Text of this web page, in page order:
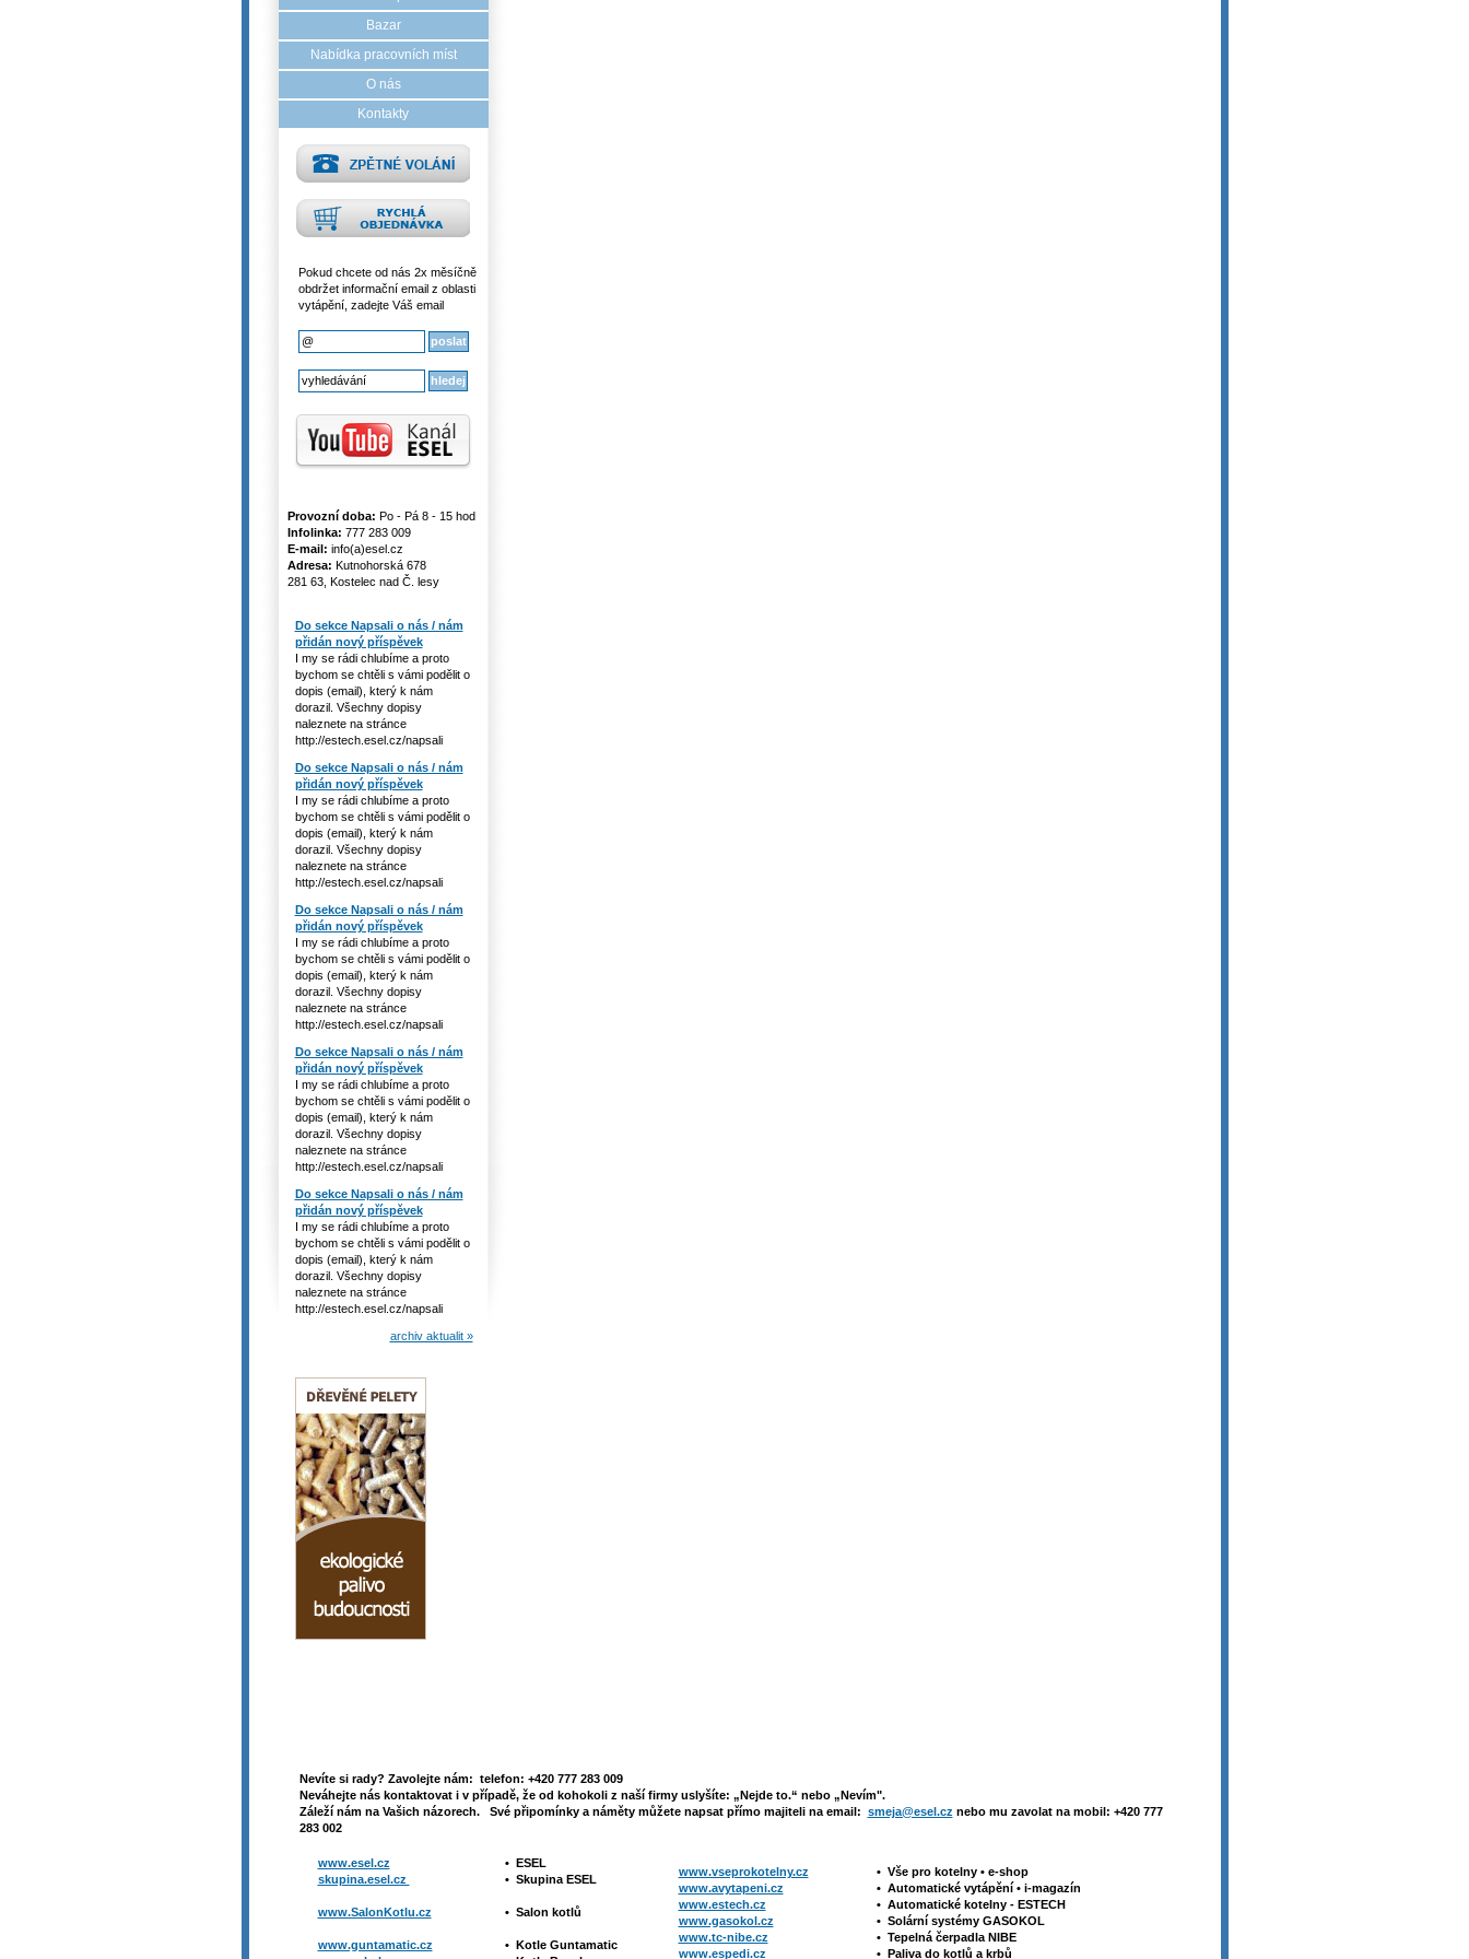
Bazar
Nabídka pracovních míst
O nás
Kontakty
Pokud chcete od nás 2x měsíčně
obdržet informační email z oblasti
vytápění, zadejte Váš email
Provozní doba: Po - Pá 8 - 15 hod
Infolinka: 777 283 009
E-mail: info(a)esel.cz
Adresa: Kutnohorská 678
281 63, Kostelec nad Č. lesy
Do sekce Napsali o nás / nám
přidán nový příspěvek
I my se rádi chlubíme a proto
bychom se chtěli s vámi podělit o
dopis (email), který k nám
dorazil. Všechny dopisy
naleznete na stránce
http://estech.esel.cz/napsali
Do sekce Napsali o nás / nám
přidán nový příspěvek
I my se rádi chlubíme a proto
bychom se chtěli s vámi podělit o
dopis (email), který k nám
dorazil. Všechny dopisy
naleznete na stránce
http://estech.esel.cz/napsali
Do sekce Napsali o nás / nám
přidán nový příspěvek
I my se rádi chlubíme a proto
bychom se chtěli s vámi podělit o
dopis (email), který k nám
dorazil. Všechny dopisy
naleznete na stránce
http://estech.esel.cz/napsali
Do sekce Napsali o nás / nám
přidán nový příspěvek
I my se rádi chlubíme a proto
bychom se chtěli s vámi podělit o
dopis (email), který k nám
dorazil. Všechny dopisy
naleznete na stránce
http://estech.esel.cz/napsali
Do sekce Napsali o nás / nám
přidán nový příspěvek
I my se rádi chlubíme a proto
bychom se chtěli s vámi podělit o
dopis (email), který k nám
dorazil. Všechny dopisy
naleznete na stránce
http://estech.esel.cz/napsali
archiv aktualit »
Nevíte si rady? Zavolejte nám: telefon: +420 777 283 009
Neváhejte nás kontaktovat i v případě, že od kohokoli z naší firmy uslyšíte: „Nejde to.“ nebo „Nevím".
Záleží nám na Vašich názorech. Své připomínky a náměty můžete napsat přímo majiteli na email: smeja@esel.cz nebo mu zavolat na mobil: +420 777
283 002
www.esel.cz
skupina.esel.cz
www.SalonKotlu.cz
www.guntamatic.cz
• ESEL
• Skupina ESEL
• Salon kotlů
• Kotle Guntamatic
www.vseprokotelny.cz
www.avytapeni.cz
www.estech.cz
www.gasokol.cz
www.tc-nibe.cz
www.espedi.cz
• Vše pro kotelny •e-shop
• Automatické vytápění •i-magazín
• Automatické kotelny - ESTECH
• Solární systémy GASOKOL
• Tepelná čerpadla NIBE
• Paliva do kotlů a krbů